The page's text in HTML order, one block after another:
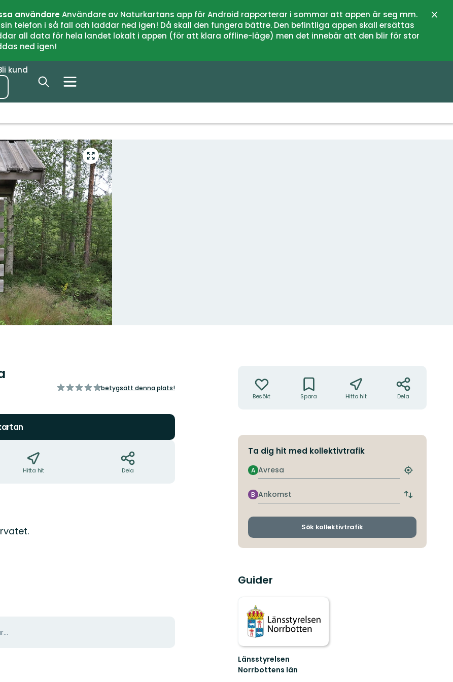
användareAnvändare av Naturkartans app för Android rapporterar i sommar att appen är seg mm.
telefon i så fall och laddar ned igen! Då skall den fungera bättre. Den befintliga appen skall ersättas
all data för hela landet lokalt i appen (för att klara offline-läge) men det innebär att den blir för stor
ned igen!
kund
Gå
till
helskärmsläge
av
betygsätt denna plats!
Hitta hit Dela
Besökt Spara Hitta hit Dela
Ta dig hit med kollektivtrafik
Avresa
A
Hitta
hållplats
Ankomst
B
Byt
och
Sök kollektivtrafik
Guider
Länsstyrelsen
Norrbottens län